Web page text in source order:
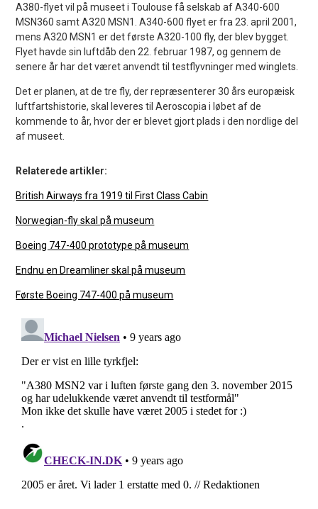
A380-flyet vil på museet i Toulouse få selskab af A340-600
MSN360 samt A320 MSN1. A340-600 flyet er fra 23. april 2001,
mens A320 MSN1 er det første A320-100 fly, der blev bygget.
Flyet havde sin luftdåb den 22. februar 1987, og gennem de
senere år har det været anvendt til testflyvninger med winglets.
Det er planen, at de tre fly, der repræsenterer 30 års europæisk
luftfartshistorie, skal leveres til Aeroscopia i løbet af de
kommende to år, hvor der er blevet gjort plads i den nordlige del
af museet.
Relaterede artikler:
British Airways fra 1919 til First Class Cabin
Norwegian-fly skal på museum
Boeing 747-400 prototype på museum
Endnu en Dreamliner skal på museum
Første Boeing 747-400 på museum